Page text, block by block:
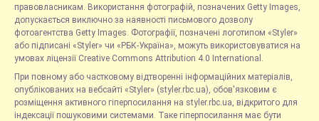
правовласникам. Використання фотографій, позначених Getty Images,
допускається виключно за наявності письмового дозволу
фотоагентства Getty Images. Фотографії, позначені логотипом «Styler»
або підписані «Styler» чи «РБК-Україна», можуть використовуватися на
умовах ліцензії Creative Commons Attribution 4.0 International.
При повному або частковому відтворенні інформаційних матеріалів,
опублікованих на вебсайті «Styler» (styler.rbc.ua), обов'язковим є
розміщення активного гіперпосилання на styler.rbc.ua, відкритого для
індексації пошуковими системами. Таке гіперпосилання має бути